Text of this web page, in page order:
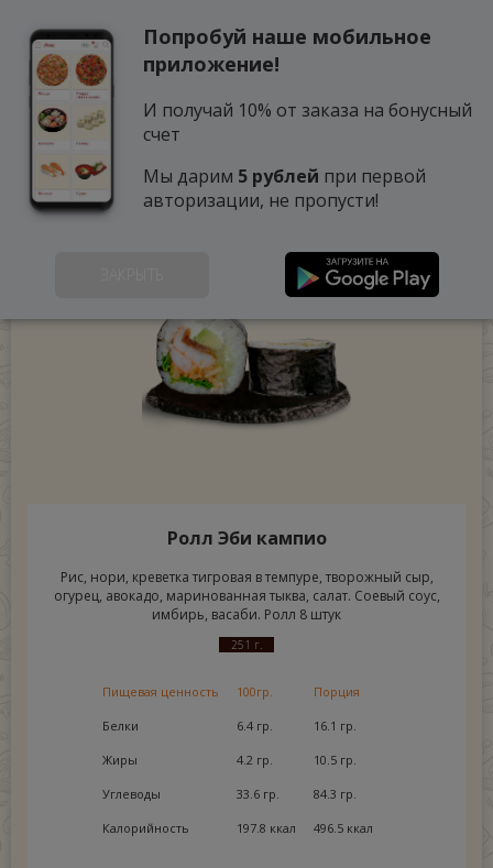
Ролл Эби кампио
Рис, нори, креветка тигровая в темпуре, творожный сыр,
огурец, авокадо, маринованная тыква, салат. Соевый соус,
имбирь, васаби. Ролл 8 штук
251 г.
Пищевая ценность 100гр. Порция
Белки 6.4 гр. 16.1 гр.
Жиры 4.2 гр. 10.5 гр.
Углеводы 33.6 гр. 84.3 гр.
Калорийность 197.8 ккал 496.5 ккал
Попробуй наше мобильное
приложение!
И получай 10% от заказа на бонусный
счет
Мы дарим 5 рублей при первой
авторизации, не пропусти!